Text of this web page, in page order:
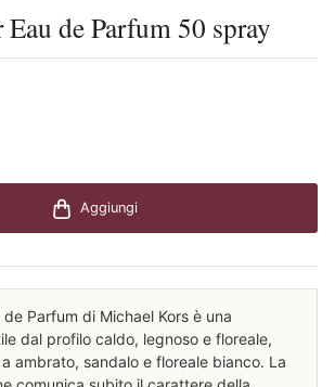
de Parfum 50 spray
Aggiungi
Parfum di Michael Kors è una
dal profilo caldo, legnoso e floreale,
ambrato, sandalo e floreale bianco. La